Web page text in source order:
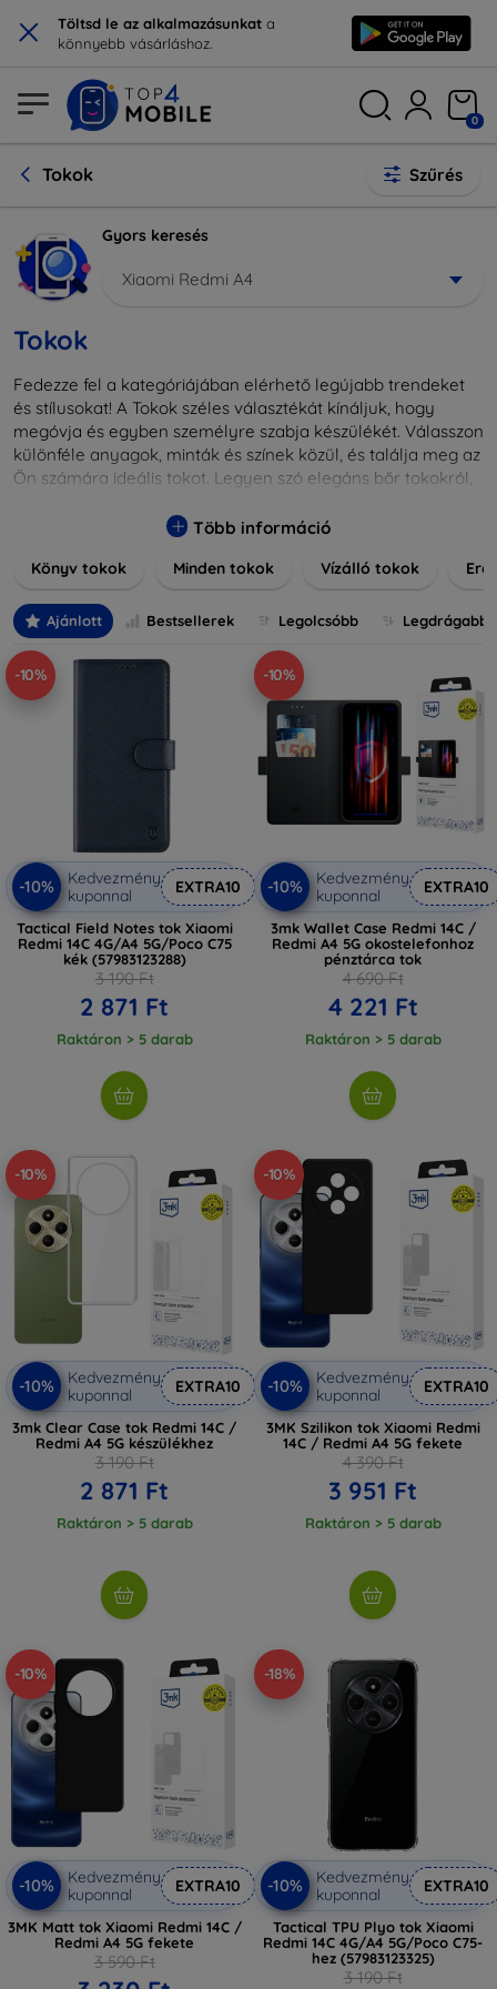
× Töltsd le az alkalmazásunkat a
könnyebb vásárláshoz.
0
Tokok Szűrés
Gyors keresés
Xiaomi Redmi A4
Tokok
Fedezze fel a kategóriájában elérhető legújabb trendeket
és stílusokat! A Tokok széles választékát kínáljuk, hogy
megóvja és egyben személyre szabja készülékét. Válasszon
különféle anyagok, minták és színek közül, és találja meg az
Ön számára ideális tokot. Legyen szó elegáns bőr tokokról,
nálunk mindenki megtalálja a stílusához leginkább illő
különlegesebbé eszközeit a tökéletes tokkal!
Több információ
Könyv tokok Minden tokok Vízálló tokok
Ajánlott Bestsellerek Legolcsóbb Legdrágabb
-10%
-10%
Kedvezmény
kuponnal
EXTRA10
Tactical Field Notes tok Xiaomi
Redmi 14C 4G/A4 5G/Poco C75
kék (57983123288)
3 190 Ft
2 871 Ft
Raktáron > 5 darab
-10%
-10%
Kedvezmény
kuponnal
EXTRA10
3mk Wallet Case Redmi 14C /
Redmi A4 5G okostelefonhoz
pénztárca tok
4 690 Ft
4 221 Ft
Raktáron > 5 darab
-10%
-10%
Kedvezmény
kuponnal
EXTRA10
3mk Clear Case tok Redmi 14C /
Redmi A4 5G készülékhez
3 190 Ft
2 871 Ft
Raktáron > 5 darab
-10%
-10%
Kedvezmény
kuponnal
EXTRA10
3MK Szilikon tok Xiaomi Redmi
14C / Redmi A4 5G fekete
4 390 Ft
3 951 Ft
Raktáron > 5 darab
-10%
-10%
Kedvezmény
kuponnal
EXTRA10
3MK Matt tok Xiaomi Redmi 14C /
Redmi A4 5G fekete
3 590 Ft
-18%
-10%
Kedvezmény
kuponnal
EXTRA10
Tactical TPU Plyo tok Xiaomi
Redmi 14C 4G/A4 5G/Poco C75-
hez (57983123325)
3 190 Ft